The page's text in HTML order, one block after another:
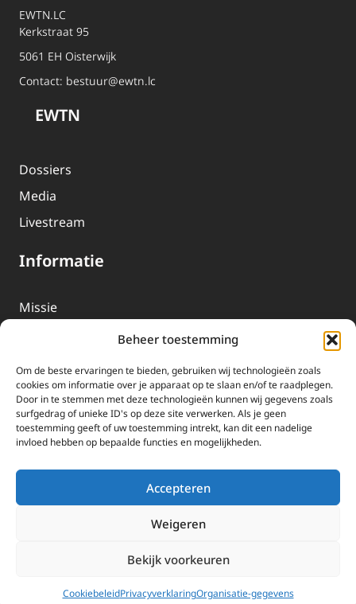
Beheer toestemming
Om de beste ervaringen te bieden, gebruiken wij technologieën zoals
cookies om informatie over je apparaat op te slaan en/of te raadplegen.
Door in te stemmen met deze technologieën kunnen wij gegevens zoals
surfgedrag of unieke ID's op deze site verwerken. Als je geen
toestemming geeft of uw toestemming intrekt, kan dit een nadelige
invloed hebben op bepaalde functies en mogelijkheden.
Accepteren
Weigeren
Bekijk voorkeuren
CookiebeleidPrivacyverklaringOrganisatie-gegevens
EWTN.LC
Kerkstraat 95
5061 EH Oisterwijk
Contact: bestuur@ewtn.lc
EWTN
Dossiers
Media
Livestream
Informatie
Missie
EWTN-Team
Organisatiegegevens
Doneren
EWTN wordt uitsluitend gefinancierd door uw donaties.
Wij ontvangen bewust geen advertentie-inkomsten of
Landen |Cookies|Privacyverklaring